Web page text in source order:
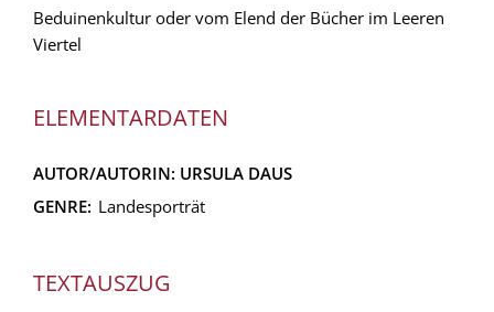
Beduinenkultur oder vom Elend der Bücher im Leeren
Viertel
ELEMENTARDATEN
AUTOR/AUTORIN: URSULA DAUS
GENRE: Landesporträt
TEXTAUSZUG